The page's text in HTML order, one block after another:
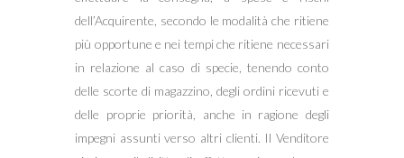
dell’Acquirente, secondo le modalità che ritiene
più opportune e nei tempi che ritiene necessari
in relazione al caso di specie, tenendo conto
delle scorte di magazzino, degli ordini ricevuti e
delle proprie priorità, anche in ragione degli
impegni assunti verso altri clienti. Il Venditore